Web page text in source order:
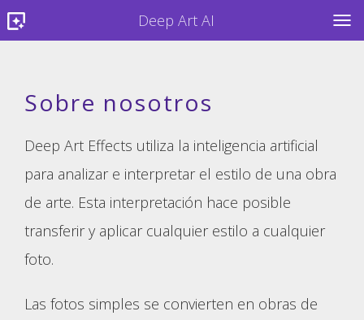
Deep Art AI
Sobre nosotros
Deep Art Effects utiliza la inteligencia artificial
para analizar e interpretar el estilo de una obra
de arte. Esta interpretación hace posible
transferir y aplicar cualquier estilo a cualquier
foto.
Las fotos simples se convierten en obras de